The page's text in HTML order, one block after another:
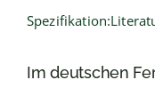
Im deutschen